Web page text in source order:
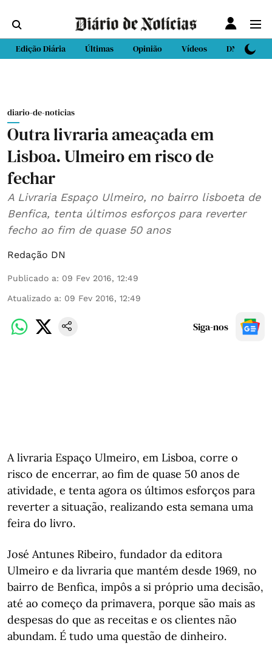
Edição Diária Últimas Opinião Vídeos DN Sport
diario-de-noticias
Outra livraria ameaçada em
Lisboa. Ulmeiro em risco de
fechar
A Livraria Espaço Ulmeiro, no bairro lisboeta de
Benfica, tenta últimos esforços para reverter
fecho ao fim de quase 50 anos
Redação DN
Publicado a: 09 Fev 2016, 12:49
Atualizado a: 09 Fev 2016, 12:49
Siga-nos
A livraria Espaço Ulmeiro, em Lisboa, corre o
risco de encerrar, ao fim de quase 50 anos de
atividade, e tenta agora os últimos esforços para
reverter a situação, realizando esta semana uma
feira do livro.
José Antunes Ribeiro, fundador da editora
Ulmeiro e da livraria que mantém desde 1969, no
bairro de Benfica, impôs a si próprio uma decisão,
até ao começo da primavera, porque são mais as
despesas do que as receitas e os clientes não
abundam. É tudo uma questão de dinheiro.